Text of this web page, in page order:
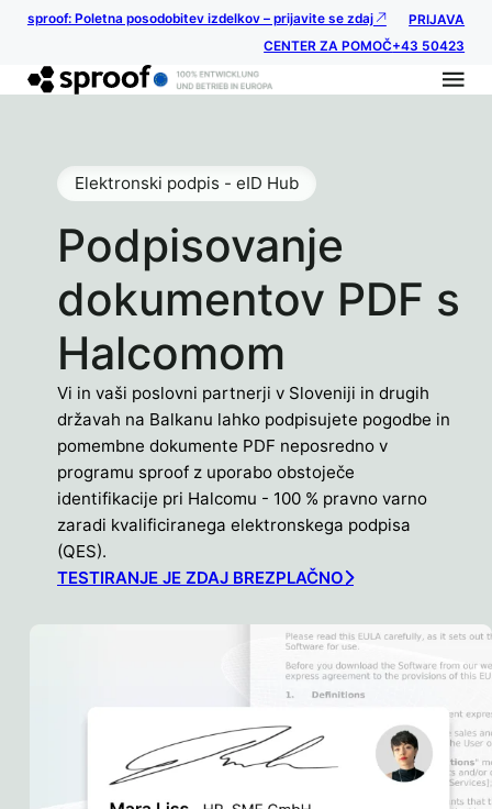
sproof: Poletna posodobitev izdelkov – prijavite se zdaj
PRIJAVA
CENTER ZA POMOČ+43 50423
Podpisovanje
dokumentov PDF s
Halcomom
Elektronski podpis - eID Hub
Vi in vaši poslovni partnerji v Sloveniji in drugih
državah na Balkanu lahko podpisujete pogodbe in
pomembne dokumente PDF neposredno v
programu sproof z uporabo obstoječe
identifikacije pri Halcomu - 100 % pravno varno
zaradi kvalificiranega elektronskega podpisa
(QES).
TESTIRANJE JE ZDAJ BREZPLAČNO